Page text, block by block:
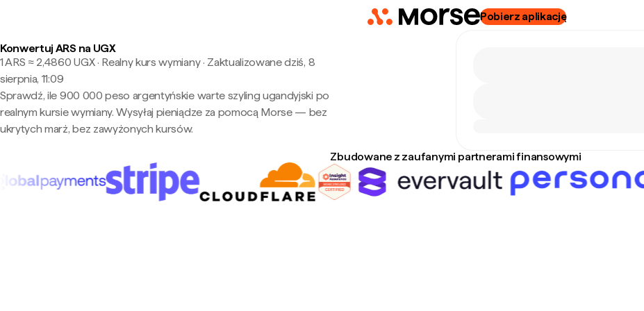
Pobierz aplikację
Konwertuj ARS na UGX
1 ARS ≈ 2,4860 UGX · Realny kurs wymiany· Zaktualizowane dziś, 8
sierpnia, 11:09
Sprawdź, ile 900 000 peso argentyńskie warte szyling ugandyjski po
realnym kursie wymiany. Wysyłaj pieniądze za pomocą Morse — bez
ukrytych marż, bez zawyżonych kursów.
Zbudowane z zaufanymi partnerami finansowymi